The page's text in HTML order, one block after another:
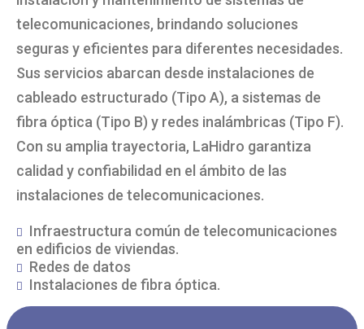
telecomunicaciones, brindando soluciones
seguras y eficientes para diferentes necesidades.
Sus servicios abarcan desde instalaciones de
cableado estructurado (Tipo A), a sistemas de
fibra óptica (Tipo B) y redes inalámbricas (Tipo F).
Con su amplia trayectoria, LaHidro garantiza
calidad y confiabilidad en el ámbito de las
instalaciones de telecomunicaciones.
Infraestructura común de telecomunicaciones
en edificios de viviendas.
Redes de datos
Instalaciones de fibra óptica.